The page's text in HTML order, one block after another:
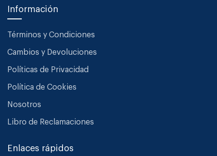
Información
Términos y Condiciones
Cambios y Devoluciones
Políticas de Privacidad
Política de Cookies
Nosotros
Libro de Reclamaciones
Enlaces rápidos